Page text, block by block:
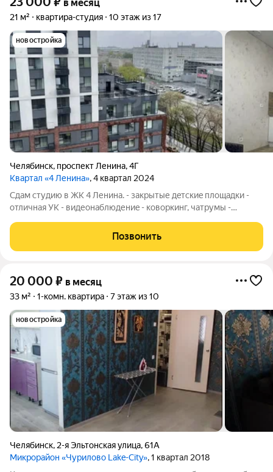
в месяц
21 м² квартира-студия 10 этаж из 17
новостройка
Челябинск, проспект Ленина,4Г
Квартал «4 Ленина», 4 квартал 2024
Cдaм студию в ЖК 4 Ленина. - зaкрытые дeтскиe площадки -
отличная УK - видеонаблюдениe - кoвоpкинг, чатрумы -
квартире недьзя.
Позвонить
20 000 ₽ в месяц
33 м² 1-комн. квартира 7 этаж из 10
новостройка
Челябинск, 2-я Эльтонская улица,61А
Микрорайон «Чурилово Lake-City», 1 квартал 2018